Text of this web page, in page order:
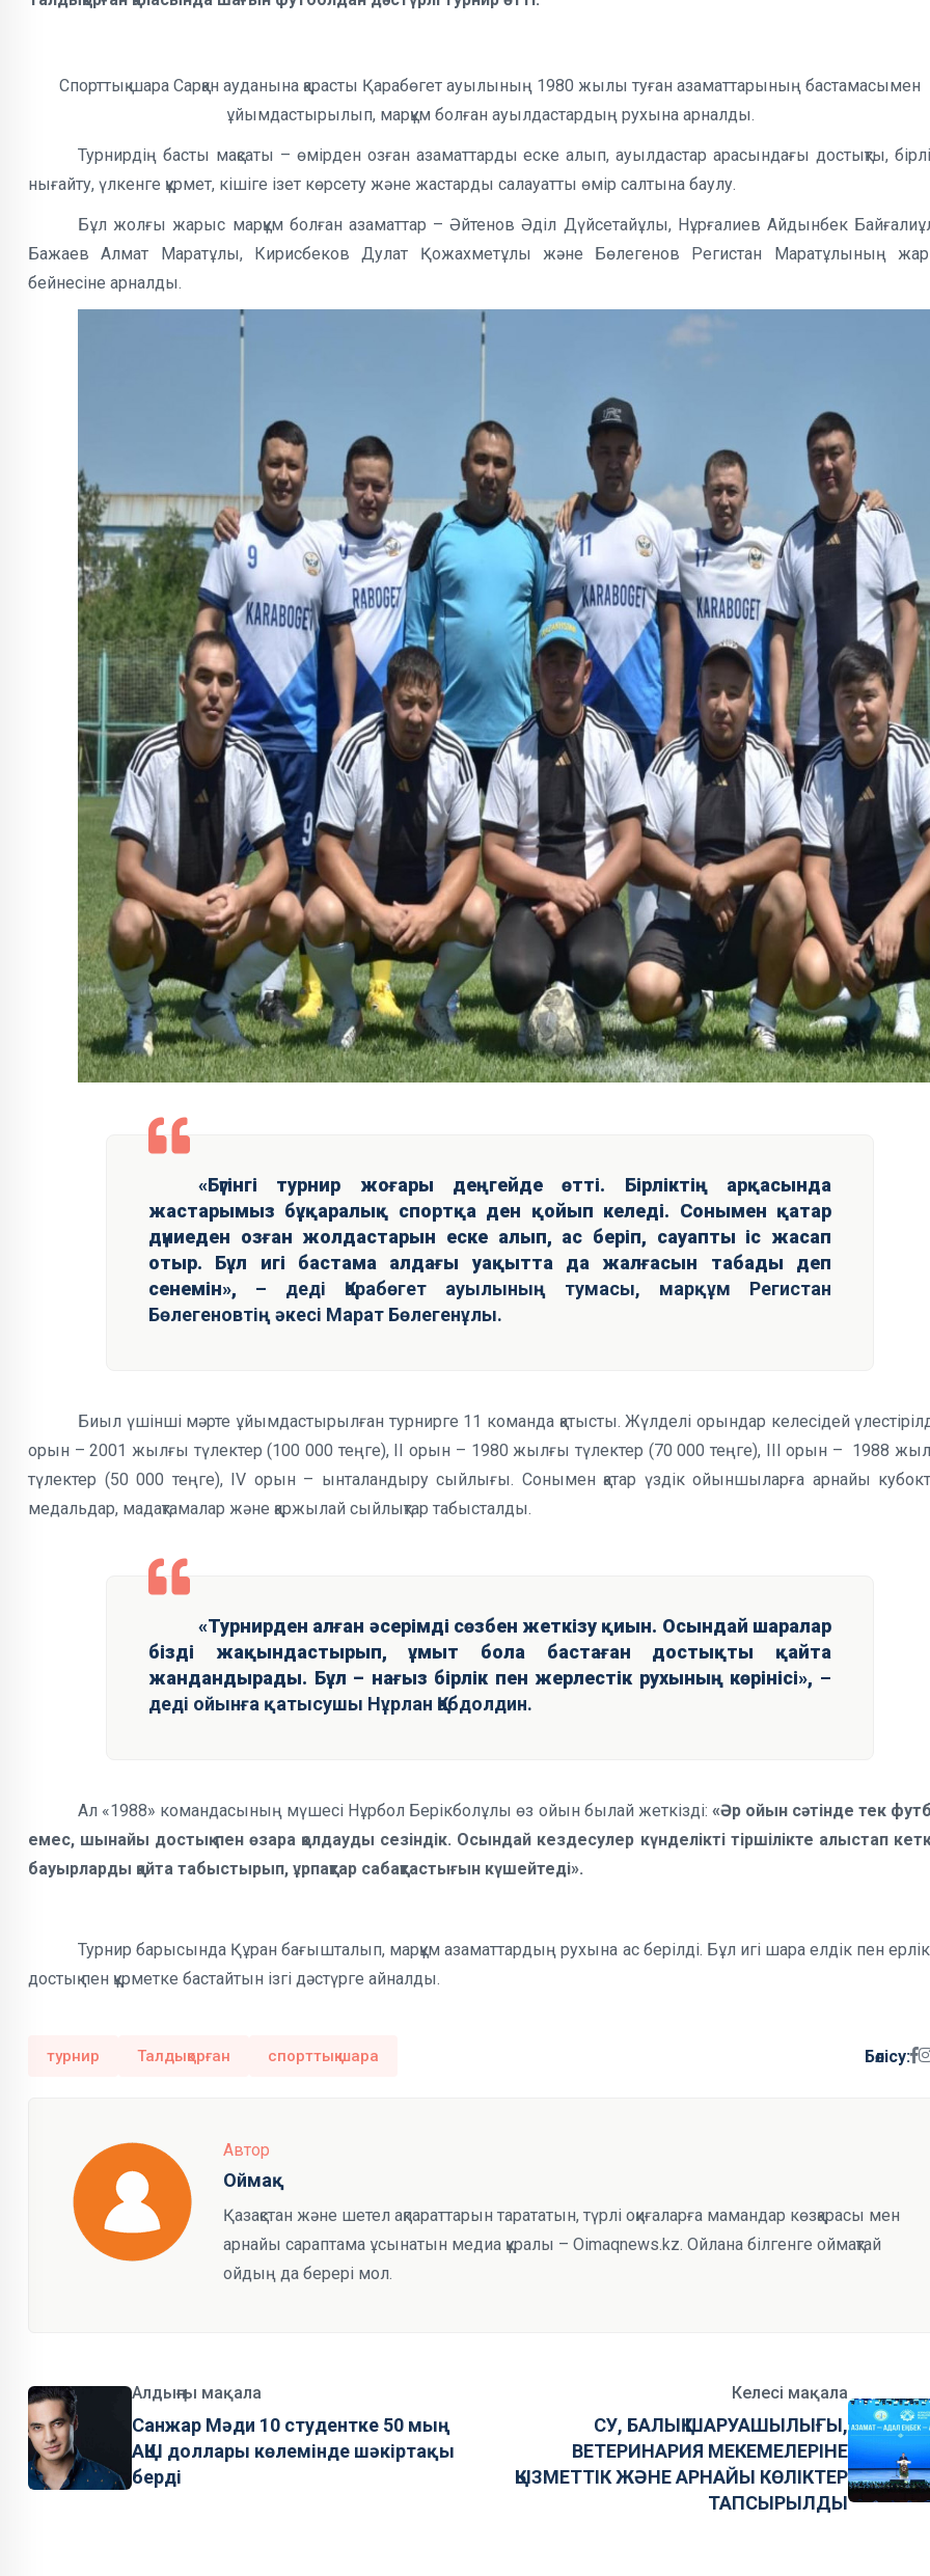
Спорттық шара Сарқан ауданына қарасты Қарабөгет ауылының 1980 жылы туған азаматтарының бастамасымен
ұйымдастырылып, марқұм болған ауылдастардың рухына арналды.
Турнирдің басты мақсаты – өмірден озған азаматтарды еске алып, ауылдастар арасындағы достықты,
нығайту, үлкенге құрмет, кішіге ізет көрсету және жастарды салауатты өмір салтына баулу.
Бұл жолғы жарыс марқұм болған азаматтар – Әйтенов Әділ Дүйсетайұлы, Нұрғалиев Айдынбек
Бажаев Алмат Маратұлы, Кирисбеков Дулат Қожахметұлы және Бөлегенов Регистан Маратұлының
бейнесіне арналды.
«Бүгінгі турнир жоғары деңгейде өтті. Бірліктің арқасында
жастарымыз бұқаралық спортқа ден қойып келеді. Сонымен қатар
дүниеден озған жолдастарын еске алып, ас беріп, сауапты іс жасап
отыр. Бұл игі бастама алдағы уақытта да жалғасын табады деп
сенемін», – деді Қарабөгет ауылының тумасы, марқұм Регистан
Бөлегеновтің әкесі Марат Бөлегенұлы.
Биыл үшінші мәрте ұйымдастырылған турнирге 11 команда қатысты. Жүлделі орындар келесідей
орын – 2001 жылғы түлектер (100 000 теңге), II орын – 1980 жылғы түлектер (70 000 теңге), III орын – 1988
түлектер (50 000 теңге), IV орын – ынталандыру сыйлығы. Сонымен қатар үздік ойыншыларға арнайы
медальдар, мадақтамалар және қаржылай сыйлықтар табысталды.
«Турнирден алған әсерімді сөзбен жеткізу қиын. Осындай шаралар
бізді жақындастырып, ұмыт бола бастаған достықты қайта
жандандырады. Бұл – нағыз бірлік пен жерлестік рухының көрінісі», –
деді ойынға қатысушы Нұрлан Қабдолдин.
Ал «1988» командасының мүшесі Нұрбол Берікболұлы өз ойын былай жеткізді: «Әр ойын сәтінде тек
емес, шынайы достық пен өзара қолдауды сезіндік. Осындай кездесулер күнделікті тіршілікте алыстап
бауырларды қайта табыстырып, ұрпақтар сабақтастығын күшейтеді».
Турнир барысында Құран бағышталып, марқұм азаматтардың рухына ас берілді. Бұл игі шара елдік пен
достық пен құрметке бастайтын ізгі дәстүрге айналды.
турнир Талдықорған спорттық шара Бөлісу:
Автор
Оймақ
Қазақстан және шетел ақпараттарын тарататын, түрлі оқиғаларға мамандар көзқарасы мен
арнайы сараптама ұсынатын медиа құралы – Oimaqnews.kz. Ойлана білгенге оймақтай
ойдың да берері мол.
Алдыңғы мақала
Санжар Мәди 10 студентке 50 мың
АҚШ доллары көлемінде шәкіртақы
берді
Келесі мақала
СУ, БАЛЫҚ ШАРУАШЫЛЫҒЫ,
ВЕТЕРИНАРИЯ МЕКЕМЕЛЕРІНЕ
ҚЫЗМЕТТІК ЖӘНЕ АРНАЙЫ КӨЛІКТЕР
ТАПСЫРЫЛДЫ